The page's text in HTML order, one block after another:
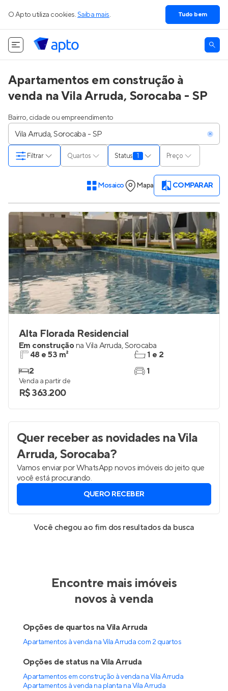
O Apto utiliza cookies. Saiba mais. Tudo bem
Apartamentos em construção à
venda na Vila Arruda, Sorocaba - SP
Bairro, cidade ou empreendimento
Quartos Status 1 Preço
Filtrar
Mosaico Mapa COMPARAR
Alta Florada Residencial
Em construçãona Vila Arruda,Sorocaba
48 e 53 m²
2
1 e 2
1
Venda a partir de
R$ 363.200
Quer receber as novidades na Vila
Arruda, Sorocaba?
Vamos enviar por WhatsApp novos imóveis do jeito que
você está procurando.
QUERO RECEBER
Você chegou ao fim dos resultados da busca
Encontre mais imóveis
novos à venda
Opções de quartos na Vila Arruda
Apartamentos à venda na Vila Arruda com 2 quartos
Opções de status na Vila Arruda
Apartamentos em construção à venda na Vila Arruda
Apartamentos à venda na planta na Vila Arruda